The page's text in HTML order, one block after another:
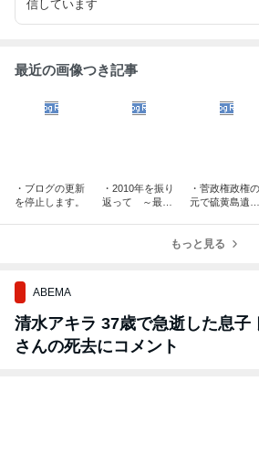
信しています
最近の画像つき記事
・ブログの更新
を停止します。
・2010年を振り
返って ～最悪
・菅政権政権の
元で硫黄島遺骨
を1日も早く日
もっと見る
ABEMA
清水アキラ 37歳で急逝した息子
さんの死去にコメント